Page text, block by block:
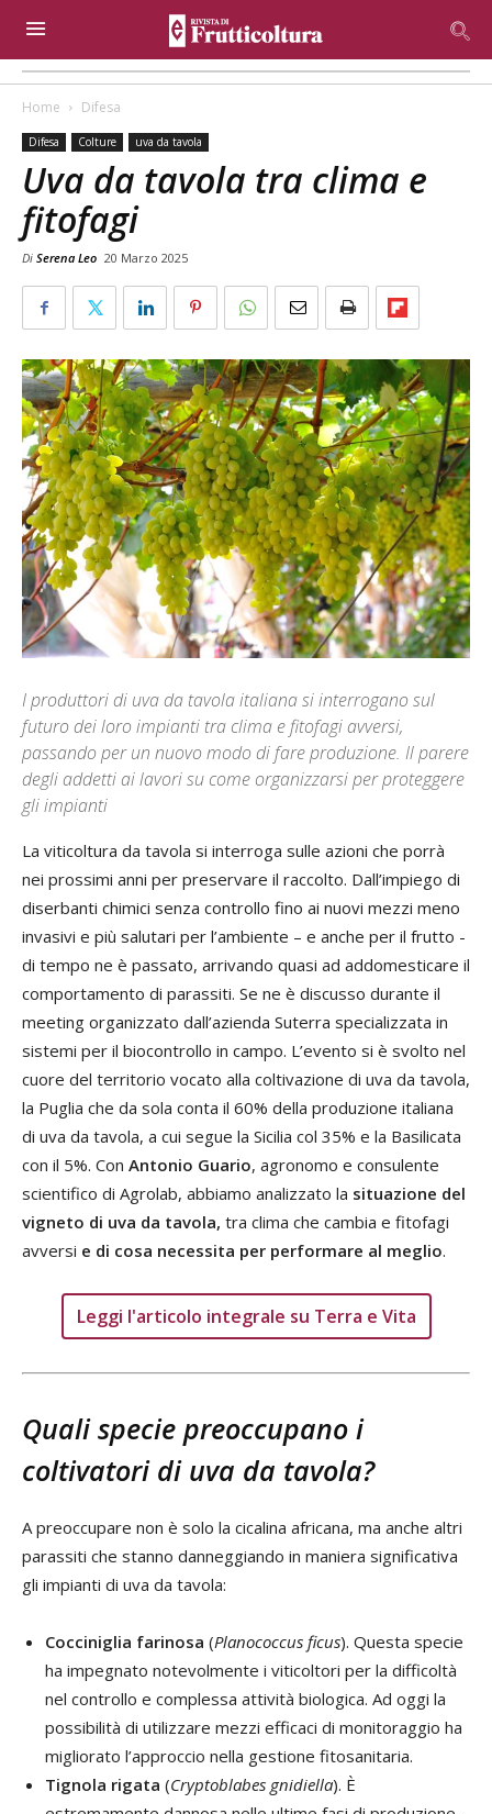
Home Difesa
Difesa Colture uva da tavola
Uva da tavola tra clima e
fitofagi
Di Serena Leo 20 Marzo 2025
I produttori di uva da tavola italiana si interrogano sul
futuro dei loro impianti tra clima e fitofagi avversi,
passando per un nuovo modo di fare produzione. Il parere
degli addetti ai lavori su come organizzarsi per proteggere
gli impianti
La viticoltura da tavola si interroga sulle azioni che porrà
nei prossimi anni per preservare il raccolto. Dall’impiego di
diserbanti chimici senza controllo fino ai nuovi mezzi meno
invasivi e più salutari per l’ambiente – e anche per il frutto -
di tempo ne è passato, arrivando quasi ad addomesticare il
comportamento di parassiti. Se ne è discusso durante il
meeting organizzato dall’azienda Suterra specializzata in
sistemi per il biocontrollo in campo. L’evento si è svolto nel
cuore del territorio vocato alla coltivazione di uva da tavola,
la Puglia che da sola conta il 60% della produzione italiana
di uva da tavola, a cui segue la Sicilia col 35% e la Basilicata
con il 5%. Con Antonio Guario, agronomo e consulente
scientifico di Agrolab, abbiamo analizzato la situazione del
vigneto di uva da tavola, tra clima che cambia e fitofagi
avversi e di cosa necessita per performare al meglio.
Leggi l'articolo integrale su Terra e Vita
Quali specie preoccupano i
coltivatori di uva da tavola?
A preoccupare non è solo la cicalina africana, ma anche altri
parassiti che stanno danneggiando in maniera significativa
gli impianti di uva da tavola:
Cocciniglia farinosa (Planococcus ficus). Questa specie
ha impegnato notevolmente i viticoltori per la difficoltà
nel controllo e complessa attività biologica. Ad oggi la
possibilità di utilizzare mezzi efficaci di monitoraggio ha
migliorato l’approccio nella gestione fitosanitaria.
Tignola rigata (Cryptoblabes gnidiella). È